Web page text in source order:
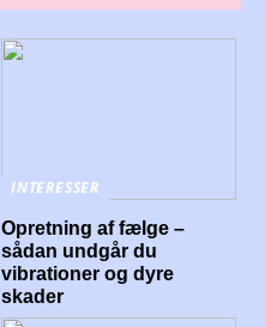
INTERESSER
Opretning af fælge –
sådan undgår du
vibrationer og dyre
skader